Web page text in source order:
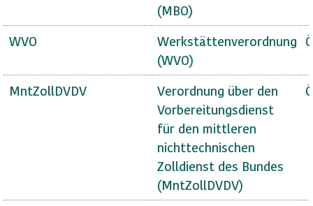
(MBO)
WVO
Werkstättenverordnung
(WVO)
MntZollDVDV
Verordnung über den
Vorbereitungsdienst
für den mittleren
nichttechnischen
Zolldienst des Bundes
(MntZollDVDV)